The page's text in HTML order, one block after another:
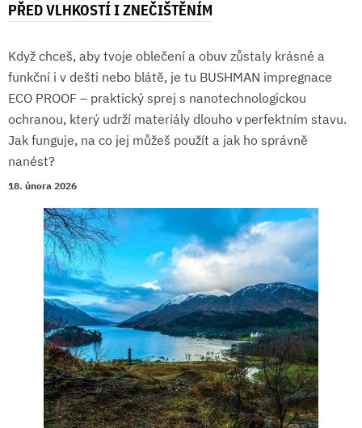
PŘED VLHKOSTÍ I ZNEČIŠTĚNÍM
Když chceš, aby tvoje oblečení a obuv zůstaly krásné a
funkční i v dešti nebo blátě, je tu BUSHMAN impregnace
ECO PROOF – praktický sprej s nanotechnologickou
ochranou, který udrží materiály dlouho v perfektním stavu.
Jak funguje, na co jej můžeš použít a jak ho správně
nanést?
18. února 2026